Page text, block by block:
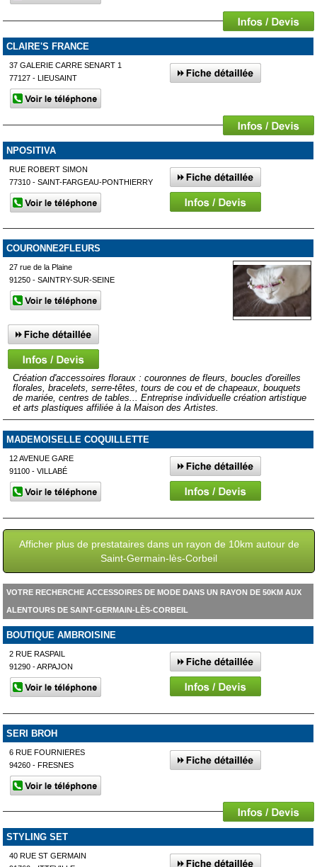
CLAIRE'S FRANCE
37 GALERIE CARRE SENART 1
77127 - LIEUSAINT
NPOSITIVA
RUE ROBERT SIMON
77310 - SAINT-FARGEAU-PONTHIERRY
COURONNE2FLEURS
27 rue de la Plaine
91250 - SAINTRY-SUR-SEINE
Création d'accessoires floraux : couronnes de fleurs, boucles d'oreilles
florales, bracelets, serre-têtes, tours de cou et de chapeaux, bouquets
de mariée, centres de tables... Entreprise individuelle création artistique
et arts plastiques affiliée à la Maison des Artistes.
MADEMOISELLE COQUILLETTE
12 AVENUE GARE
91100 - VILLABÉ
Afficher plus de prestataires dans un rayon de 10km autour de
Saint-Germain-lès-Corbeil
VOTRE RECHERCHE ACCESSOIRES DE MODE DANS UN RAYON DE 50KM AUX
ALENTOURS DE SAINT-GERMAIN-LÈS-CORBEIL
BOUTIQUE AMBROISINE
2 RUE RASPAIL
91290 - ARPAJON
SERI BROH
6 RUE FOURNIERES
94260 - FRESNES
STYLING SET
40 RUE ST GERMAIN